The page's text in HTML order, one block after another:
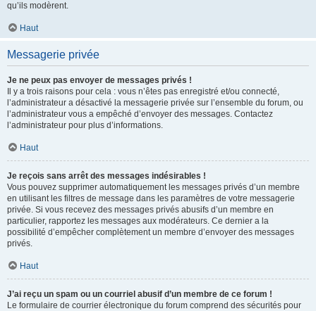
qu’ils modèrent.
Haut
Messagerie privée
Je ne peux pas envoyer de messages privés !
Il y a trois raisons pour cela : vous n’êtes pas enregistré et/ou connecté,
l’administrateur a désactivé la messagerie privée sur l’ensemble du forum, ou
l’administrateur vous a empêché d’envoyer des messages. Contactez
l’administrateur pour plus d’informations.
Haut
Je reçois sans arrêt des messages indésirables !
Vous pouvez supprimer automatiquement les messages privés d’un membre
en utilisant les filtres de message dans les paramètres de votre messagerie
privée. Si vous recevez des messages privés abusifs d’un membre en
particulier, rapportez les messages aux modérateurs. Ce dernier a la
possibilité d’empêcher complètement un membre d’envoyer des messages
privés.
Haut
J’ai reçu un spam ou un courriel abusif d’un membre de ce forum !
Le formulaire de courrier électronique du forum comprend des sécurités pour